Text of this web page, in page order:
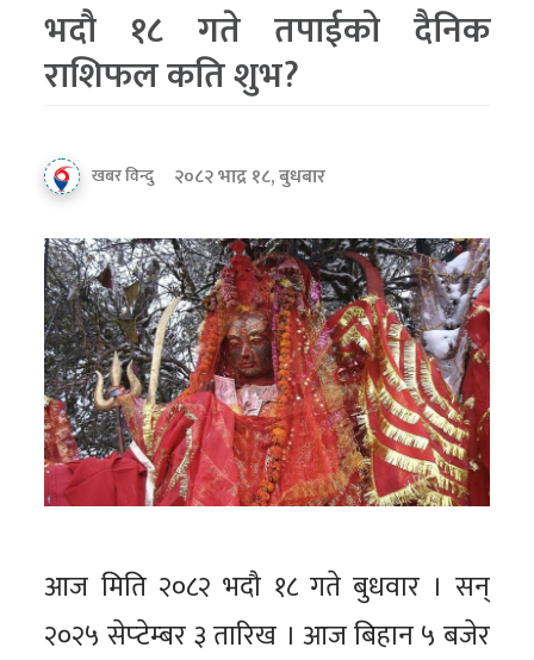
भदौ १८ गते तपाईको दैनिक
राशिफल कति शुभ?
खबर विन्दु २०८२ भाद्र १८, बुधबार
आज मिति २०८२ भदौ १८ गते बुधवार । सन्
२०२५ सेप्‍टेम्‍बर ३ तारिख । आज बिहान ५ बजेर